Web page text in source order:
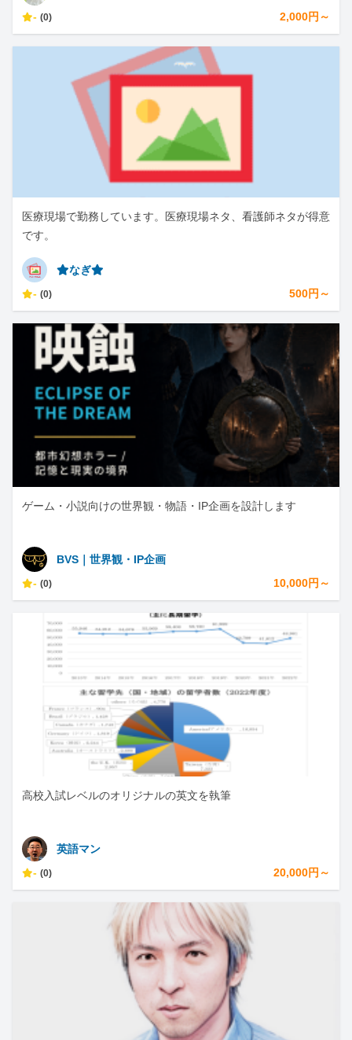
- (0) 2,000円～
医療現場で勤務しています。医療現場ネタ、看護師ネタが得意
です。
⭐︎なぎ⭐︎
- (0) 500円～
ゲーム・小説向けの世界観・物語・IP企画を設計します
BVS｜世界観・IP企画
- (0) 10,000円～
高校入試レベルのオリジナルの英文を執筆
英語マン
- (0) 20,000円～